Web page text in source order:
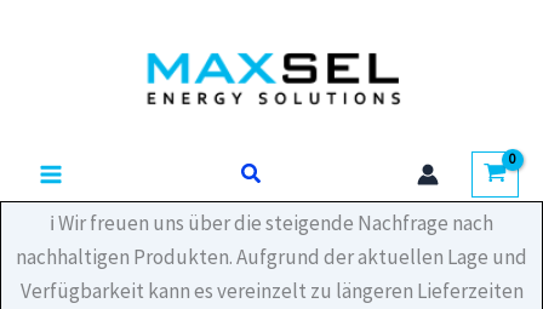
Suchen
ℹ️ Wir freuen uns über die steigende Nachfrage nach
nachhaltigen Produkten. Aufgrund der aktuellen Lage und
Verfügbarkeit kann es vereinzelt zu längeren Lieferzeiten